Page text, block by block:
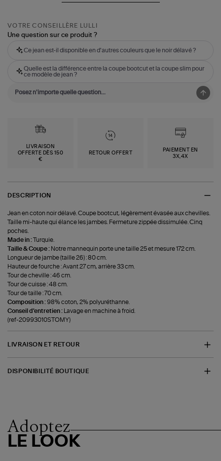
VOTRE CONSEILLÈRE LULLI
Une question sur ce produit ?
Ce jean est-il disponible en d'autres couleurs que le noir délavé ?
Quelle est la différence entre la coupe bootcut et la coupe slim pour
ce modèle de jean ?
LIVRAISON
OFFERTE DÈS 150
€
RETOUR OFFERT
PAIEMENT EN
3X,4X
DESCRIPTION
Jean en coton noir délavé. Coupe bootcut, légèrement évasée aux chevilles.
Taille mi-haute qui élance les jambes. Fermeture zippée dissimulée. Cinq
poches.
Made in :
Turquie.
Taille & Coupe : Notre mannequin porte une taille 25 et mesure 172 cm.
Longueur de jambe (taille 26) : 80 cm.
Hauteur de fourche : Avant 27 cm, arrière 33 cm.
Tour de cheville : 46 cm.
Tour de cuisse : 48 cm.
Tour de taille : 70 cm.
Composition : 98% coton, 2% polyuréthanne.
Conseil d'entretien : Lavage en machine à froid.
(ref-20993010STOMY)
LIVRAISON ET RETOUR
DISPONIBILITÉ BOUTIQUE
Adoptez
LE LOOK